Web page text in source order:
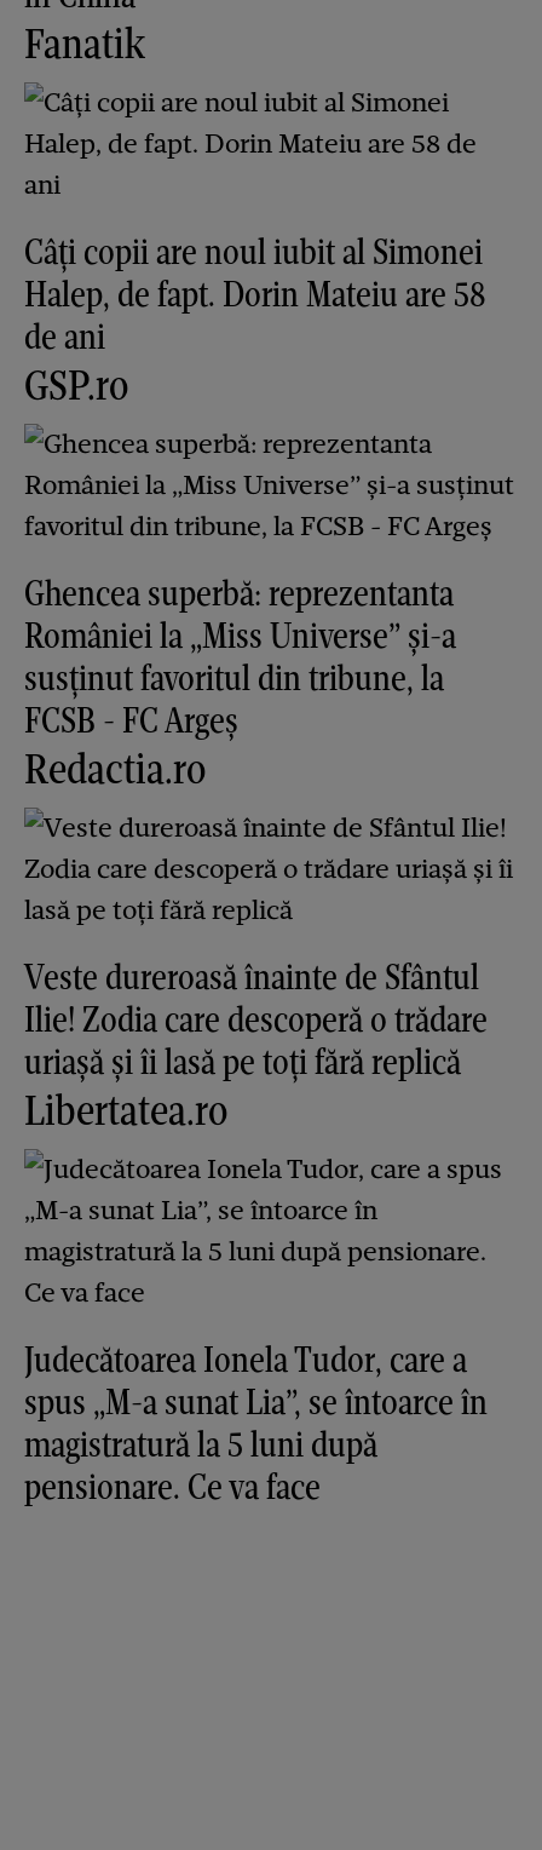
Fanatik
Câți copii are noul iubit al Simonei
Halep, de fapt. Dorin Mateiu are 58
de ani
GSP.ro
Ghencea superbă: reprezentanta
României la „Miss Universe” și-a
susținut favoritul din tribune, la
FCSB - FC Argeș
Redactia.ro
Veste dureroasă înainte de Sfântul
Ilie! Zodia care descoperă o trădare
uriașă și îi lasă pe toți fără replică
Libertatea.ro
Judecătoarea Ionela Tudor, care a
spus „M-a sunat Lia”, se întoarce în
magistratură la 5 luni după
pensionare. Ce va face